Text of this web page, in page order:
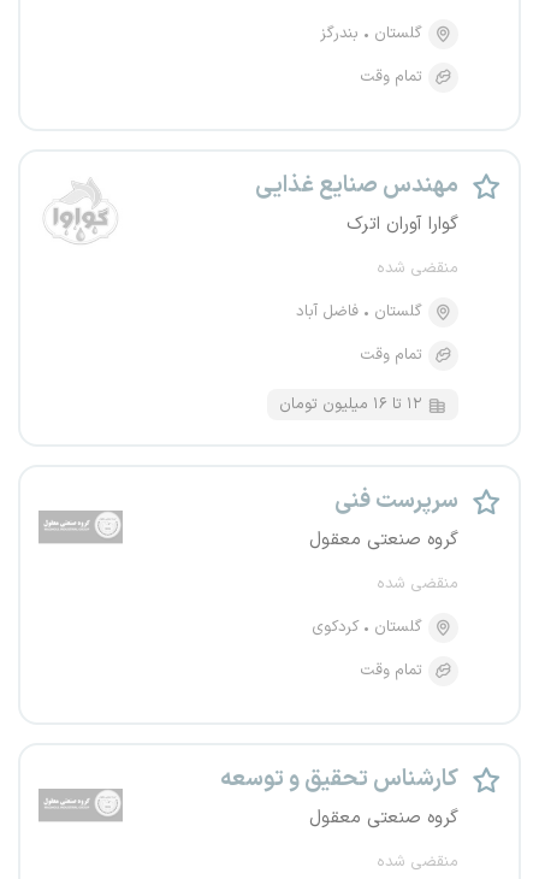
گلستان
بندرگز
تمام وقت
مهندس صنایع غذایی
گوارا آوران اترک
منقضی شده
گلستان
فاضل آباد
تمام وقت
۱۲ تا ۱۶ میلیون تومان
سرپرست فنی
گروه صنعتی معقول
منقضی شده
گلستان
کردکوی
تمام وقت
کارشناس تحقیق و توسعه
گروه صنعتی معقول
منقضی شده